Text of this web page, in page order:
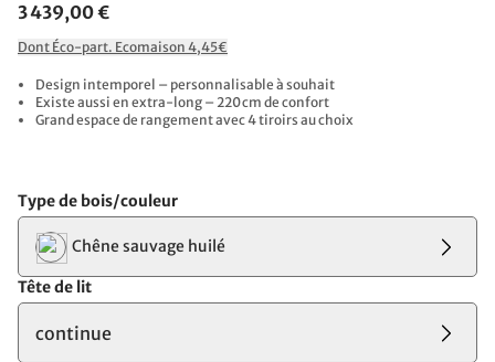
3 439,00 €
Dont Éco-part. Ecomaison 4,45€
Design intemporel – personnalisable à souhait
Existe aussi en extra-long – 220 cm de confort
Grand espace de rangement avec 4 tiroirs au choix
Type de bois/couleur
Chêne sauvage huilé
Tête de lit
continue